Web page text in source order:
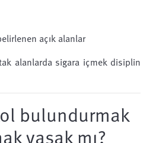
açık alanlar
alanlarda sigara içmek disiplin
bulundurmak
yasak mı?